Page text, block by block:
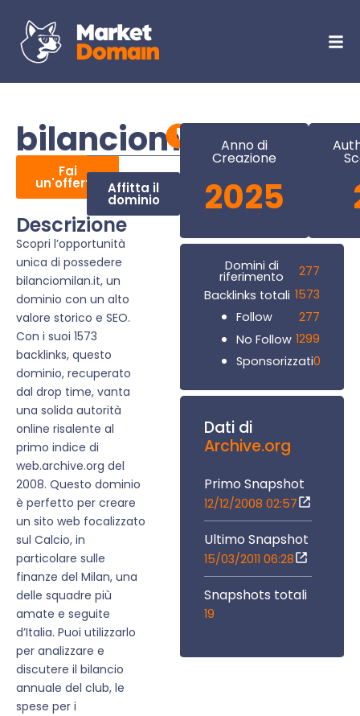
bilanciomilan.it
Fai
un'offerta Affitta il
dominio
Descrizione
Scopri l’opportunità
unica di possedere
bilanciomilan.it, un
dominio con un alto
valore storico e SEO.
Con i suoi 1573
backlinks, questo
dominio, recuperato
dal drop time, vanta
una solida autorità
online risalente al
primo indice di
web.archive.org del
2008. Questo dominio
è perfetto per creare
un sito web focalizzato
sul Calcio, in
particolare sulle
finanze del Milan, una
delle squadre più
amate e seguite
d’Italia. Puoi utilizzarlo
per analizzare e
discutere il bilancio
annuale del club, le
spese per i
Anno di
Creazione
2025
Domini di
riferimento
277
Backlinks totali 1573
Follow
277
No Follow 1299
Sponsorizzati0
Dati di
Archive.org
Primo Snapshot
12/12/2008 02:57
Ultimo Snapshot
15/03/2011 06:28
Snapshots totali
19